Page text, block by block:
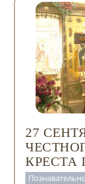
27
КРЕСТА
Познавательно